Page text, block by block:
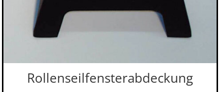
Rollenseilfensterabdeckung